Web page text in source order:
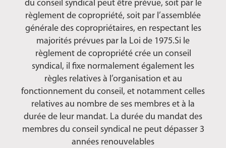
du conseil syndical peut être prévue, soit par le
règlement de copropriété, soit par l’assemblée
générale des copropriétaires, en respectant les
majorités prévues par la Loi de 1975.Si le
règlement de copropriété crée un conseil
syndical, il fixe normalement également les
règles relatives à l’organisation et au
fonctionnement du conseil, et notamment celles
relatives au nombre de ses membres et à la
durée de leur mandat. La durée du mandat des
membres du conseil syndical ne peut dépasser 3
années renouvelables